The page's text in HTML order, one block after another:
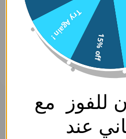
15% off
Try Again !
للفوز مع
عند